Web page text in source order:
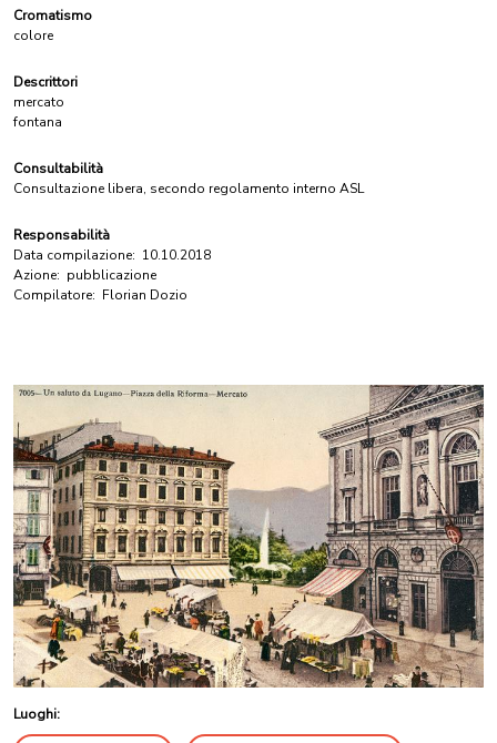
Cromatismo
colore
Descrittori
mercato
fontana
Consultabilità
Consultazione libera, secondo regolamento interno ASL
Responsabilità
Data compilazione: 10.10.2018
Azione: pubblicazione
Compilatore: Florian Dozio
Luoghi: